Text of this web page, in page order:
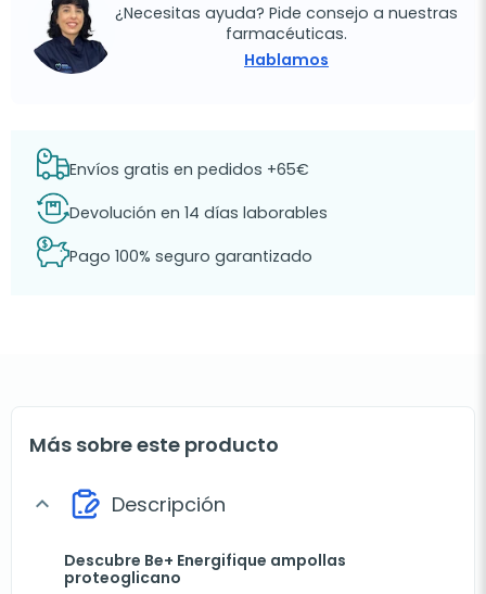
¿Necesitas ayuda? Pide consejo a nuestras
farmacéuticas.
Hablamos
Envíos gratis en pedidos +65€
Devolución en 14 días laborables
Pago 100% seguro garantizado
Más sobre este producto
expand_more Descripción
Descubre Be+ Energifique ampollas
proteoglicano